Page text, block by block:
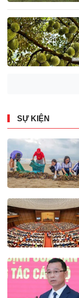
SỰ KIỆN